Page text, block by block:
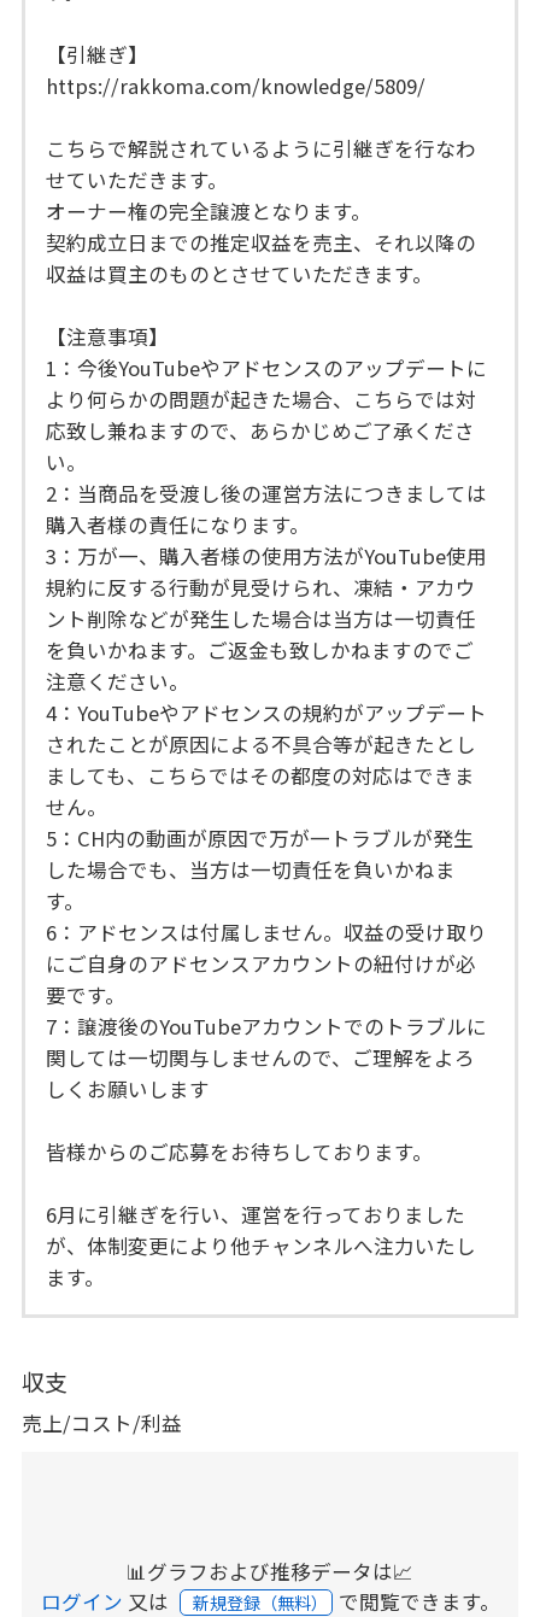
【引継ぎ】
https://rakkoma.com/knowledge/5809/
こちらで解説されているように引継ぎを行なわ
せていただきます。
オーナー権の完全譲渡となります。
契約成立日までの推定収益を売主、それ以降の
収益は買主のものとさせていただきます。
【注意事項】
1：今後YouTubeやアドセンスのアップデートに
より何らかの問題が起きた場合、こちらでは対
応致し兼ねますので、あらかじめご了承くださ
い。
2：当商品を受渡し後の運営方法につきましては
購入者様の責任になります。
3：万が一、購入者様の使用方法がYouTube使用
規約に反する行動が見受けられ、凍結・アカウ
ント削除などが発生した場合は当方は一切責任
を負いかねます。ご返金も致しかねますのでご
注意ください。
4：YouTubeやアドセンスの規約がアップデート
されたことが原因による不具合等が起きたとし
ましても、こちらではその都度の対応はできま
せん。
5：CH内の動画が原因で万が一トラブルが発生
した場合でも、当方は一切責任を負いかねま
す。
6：アドセンスは付属しません。収益の受け取り
にご自身のアドセンスアカウントの紐付けが必
要です。
7：譲渡後のYouTubeアカウントでのトラブルに
関しては一切関与しませんので、ご理解をよろ
しくお願いします
皆様からのご応募をお待ちしております。
6月に引継ぎを行い、運営を行っておりました
が、体制変更により他チャンネルへ注力いたし
ます。
収支
売上/コスト/利益
📊グラフおよび推移データは📈
ログイン 又は 新規登録（無料） で閲覧できます。